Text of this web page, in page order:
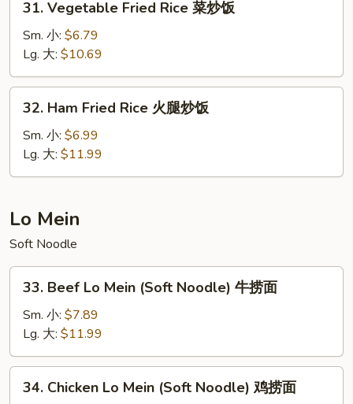
Vegetable
Fried
Rice
菜
炒
31. Vegetable Fried Rice 菜炒饭
Sm. 小: $6.79
Lg. 大: $10.69
Ham
Fried
Rice
火
炒
饭
32. Ham Fried Rice 火腿炒饭
Sm. 小: $6.99
Lg. 大: $11.99
Lo Mein
Soft Noodle
Beef
Lo
Mein
(Soft
Noodle)
33. Beef Lo Mein (Soft Noodle) 牛捞面
Sm. 小: $7.89
Lg. 大: $11.99
Chicken
34. Chicken Lo Mein (Soft Noodle) 鸡捞面